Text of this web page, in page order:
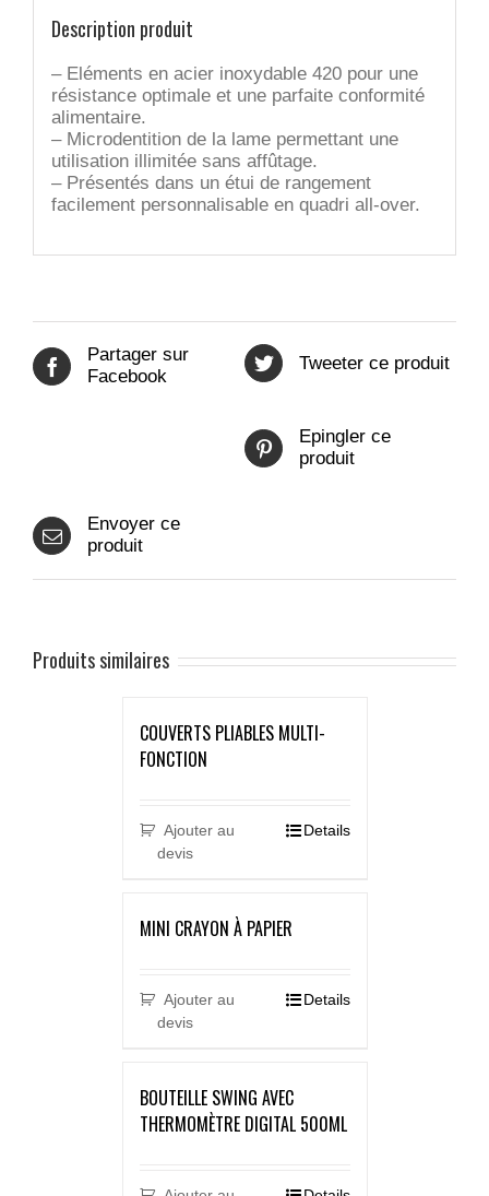
Description produit
– Eléments en acier inoxydable 420 pour une
résistance optimale et une parfaite conformité
alimentaire.
– Microdentition de la lame permettant une
utilisation illimitée sans affûtage.
– Présentés dans un étui de rangement
facilement personnalisable en quadri all-over.
Partager sur
Facebook
Tweeter ce produit
Epingler ce
produit
Envoyer ce
produit
Produits similaires
COUVERTS PLIABLES MULTI-
FONCTION
Ajouter au
devis
Details
MINI CRAYON À PAPIER
Ajouter au
devis
Details
BOUTEILLE SWING AVEC
THERMOMÈTRE DIGITAL 500ML